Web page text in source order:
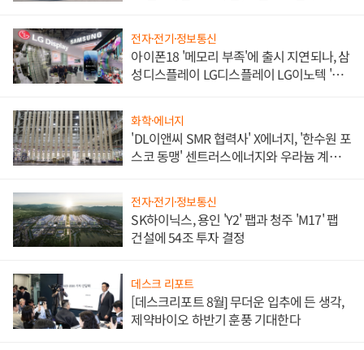
전자·전기·정보통신
아이폰18 '메모리 부족'에 출시 지연되나, 삼
성디스플레이 LG디스플레이 LG이노텍 '탈
화학·에너지
'DL이앤씨 SMR 협력사' X에너지, '한수원 포
스코 동맹' 센트러스에너지와 우라늄 계약
전자·전기·정보통신
SK하이닉스, 용인 'Y2' 팹과 청주 'M17' 팹
건설에 54조 투자 결정
데스크 리포트
[데스크리포트 8월] 무더운 입추에 든 생각,
제약바이오 하반기 훈풍 기대한다